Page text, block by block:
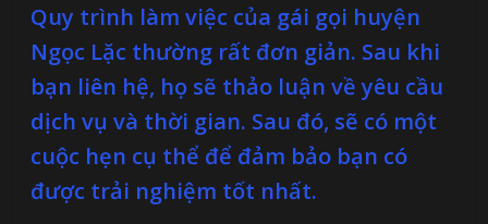
Quy trình làm việc của gái gọi huyện
Ngọc Lặc thường rất đơn giản. Sau khi
bạn liên hệ, họ sẽ thảo luận về yêu cầu
dịch vụ và thời gian. Sau đó, sẽ có một
cuộc hẹn cụ thể để đảm bảo bạn có
được trải nghiệm tốt nhất.